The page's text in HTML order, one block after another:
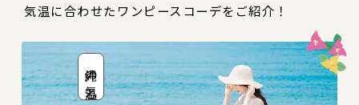
気温に合わせたワンピースコーデをご紹介！
沖縄の気温と